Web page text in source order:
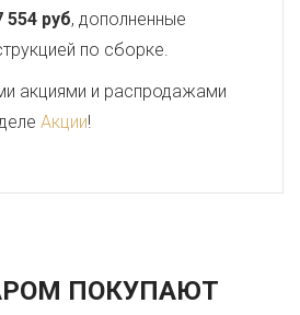
554 руб, дополненные
по сборке.
акциями и распродажами
Акции!
ПОКУПАЮТ